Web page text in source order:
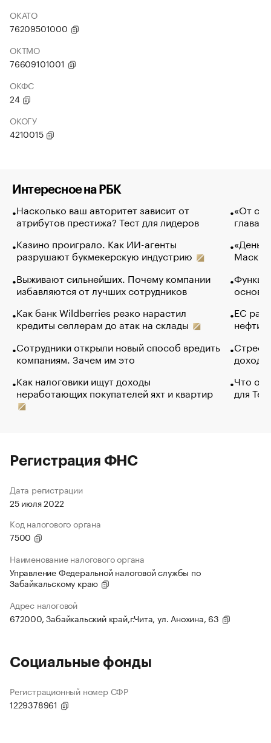
ОКАТО
76209501000
ОКТМО
76609101001
ОКФС
24
ОКОГУ
4210015
Интересное на РБК
Насколько ваш авторитет зависит от
атрибутов престижа? Тест для лидеров
Казино проиграло. Как ИИ-агенты
разрушают букмекерскую индустрию
Выживают сильнейших. Почему компании
избавляются от лучших сотрудников
Как банк Wildberries резко нарастил
кредиты селлерам до атак на склады
Сотрудники открыли новый способ вредить
компаниям. Зачем им это
Как налоговики ищут доходы
неработающих покупателей яхт и квартир
«От
глава
Маск в
основ
ЕС
нефти
Что
для
Регистрация ФНС
Дата регистрации
25 июля 2022
Код налогового органа
7500
Наименование налогового органа
Управление Федеральной налоговой службы по
Забайкальскому краю
Адрес налоговой
672000, Забайкальский край,г.Чита, ул. Анохина, 63
Социальные фонды
Регистрационный номер СФР
1229378961